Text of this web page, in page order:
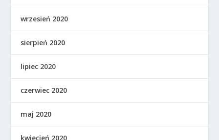
wrzesień 2020
sierpień 2020
lipiec 2020
czerwiec 2020
maj 2020
kwiecień 2020